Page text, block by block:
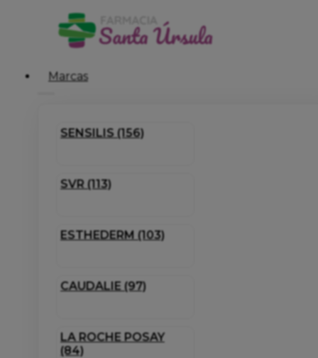
Marcas
SENSILIS (156)
SVR (113)
ESTHEDERM (103)
CAUDALIE (97)
LA ROCHE POSAY
(84)